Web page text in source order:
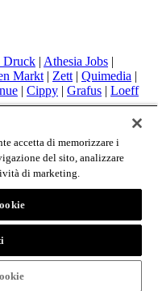
Druck | Athesia Jobs |
Markt | Zett | Quimedia |
| Cippy | Grafus | Loeff
accetta di memorizzare i
del sito, analizzare
di marketing.